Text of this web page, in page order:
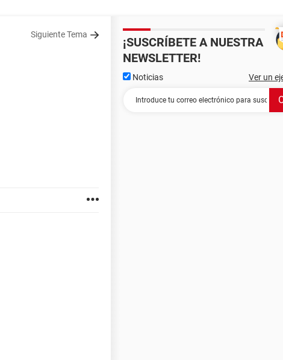
Siguiente Tema
¡SUSCRÍBETE A NUESTRA
NEWSLETTER!
Noticias Ver un